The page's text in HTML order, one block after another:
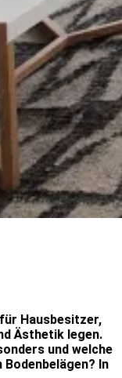
Hausbesitzer,
Ästhetik legen.
und welche
In